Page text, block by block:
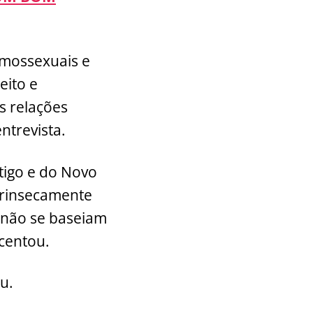
e
e
relações
e do Novo
se baseiam